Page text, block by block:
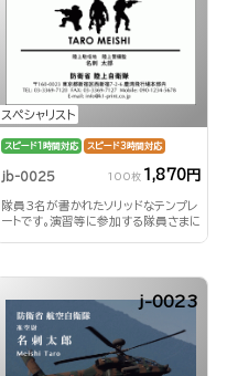
スペシャリスト
スピード1時間対応 スピード3時間対応
jb-0025 100枚 1,870円
隊員3名が書かれたソリッドなテンプレ
ートです。演習等に参加する隊員さまに
j-0023